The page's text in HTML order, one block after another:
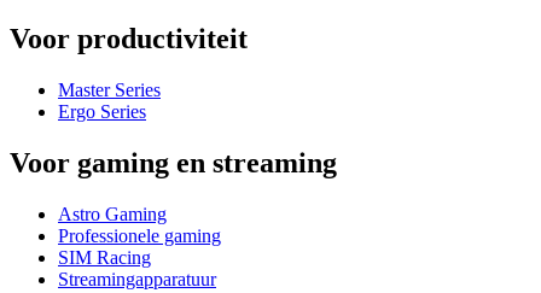
Voor productiviteit
Master Series
Ergo Series
Voor gaming en streaming
Astro Gaming
Professionele gaming
SIM Racing
Streamingapparatuur